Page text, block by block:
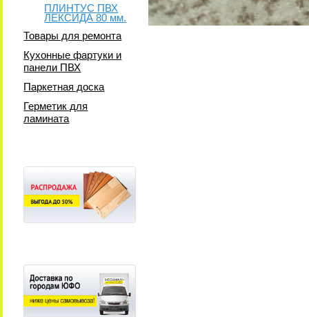
ПЛИНТУС ПВХ
ЛЕКСИДА 80 мм.
Товары для ремонта
Кухонные фартуки и
панели ПВХ
Паркетная доска
Герметик для
ламината